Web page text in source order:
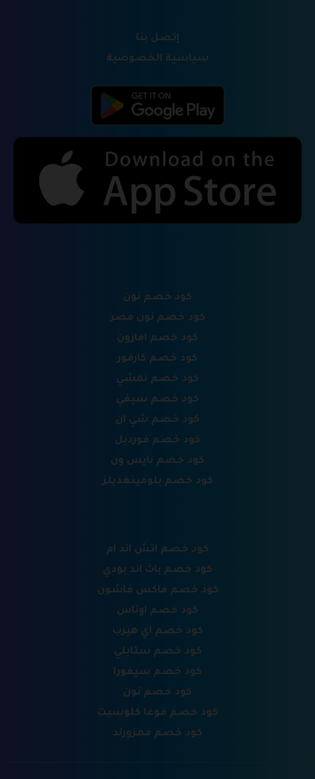
إتصل بنا
سياسية الخصوصية
كود خصم نون
كود خصم نون مصر
كود خصم امازون
كود خصم كارفور
كود خصم نمشي
كود خصم سيفي
كود خصم شي ان
كود خصم فورديل
كود خصم نايس ون
كود خصم بلومينغديلز
كود خصم اتش اند ام
كود خصم باث اند بودي
كود خصم ماكس فاشون
كود خصم اوناس
كود خصم اي هيرب
كود خصم ستايلي
كود خصم سيفورا
كود خصم نون
كود خصم فوغا كلوسيت
كود خصم ممزورلد